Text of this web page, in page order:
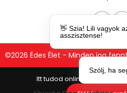
©2026 Édes Élet - Minden jog
👋 Szia! Lili vagyok
asszisztense!
Szólj, ha